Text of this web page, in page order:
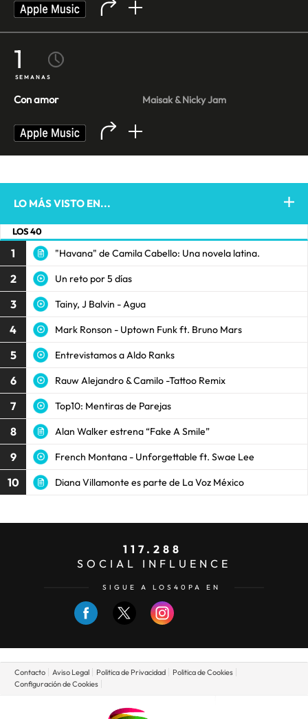
1
SEMANAS
Con amor Maisak & Nicky Jam
LO MÁS VISTO EN...
LOS 40
1 "Havana" de Camila Cabello: Una novela latina.
2 Un reto por 5 días
3 Tainy, J Balvin - Agua
4 Mark Ronson - Uptown Funk ft. Bruno Mars
5 Entrevistamos a Aldo Ranks
6 Rauw Alejandro & Camilo -Tattoo Remix
7 Top10: Mentiras de Parejas
8 Alan Walker estrena “Fake A Smile”
9 French Montana - Unforgettable ft. Swae Lee
10 Diana Villamonte es parte de La Voz México
117.288
SOCIAL INFLUENCE
SIGUE A LOS40PA EN
Contacto Aviso Legal Politica de Privacidad
Politica de Cookies
Configuración de Cookies